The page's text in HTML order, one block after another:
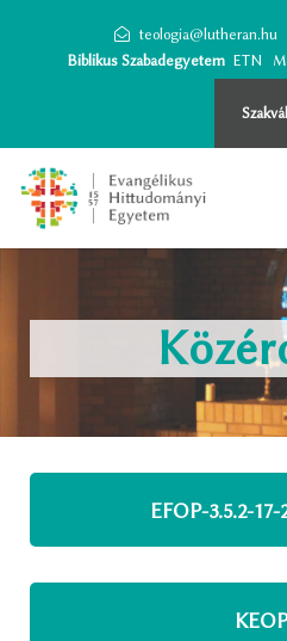
teologia@lutheran.hu
Biblikus Szabadegyetem ETN
EFOP-3.5.2-17-
KEOP